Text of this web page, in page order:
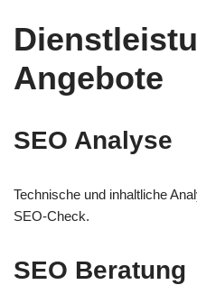
Angebote
SEO Analyse
Technische und inhaltliche
SEO-Check.
SEO Beratung